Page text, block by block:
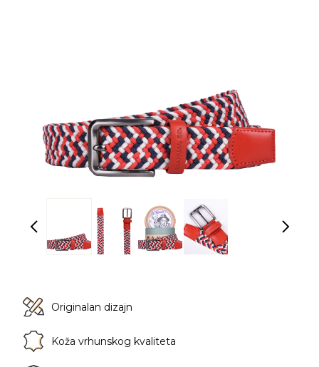
Originalan dizajn
Koža vrhunskog kvaliteta